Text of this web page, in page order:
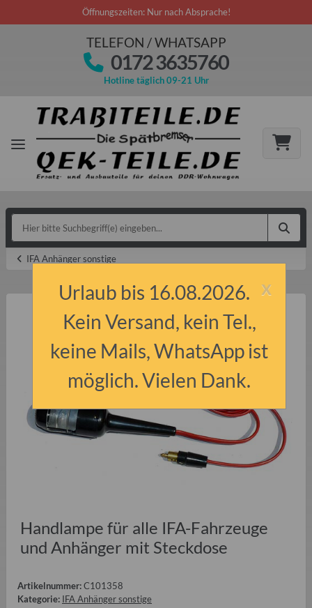
Öffnungszeiten: Nur nach Absprache!
TELEFON / WHATSAPP
0172 3635760
Hotline täglich 09-21 Uhr
IFA Anhänger sonstige
Handlampe für alle IFA-Fahrzeuge
und Anhänger mit Steckdose
Artikelnummer:C101358
Kategorie: IFA Anhänger sonstige
x
Urlaub bis 16.08.2026.
Kein Versand, kein Tel.,
keine Mails, WhatsApp ist
möglich. Vielen Dank.